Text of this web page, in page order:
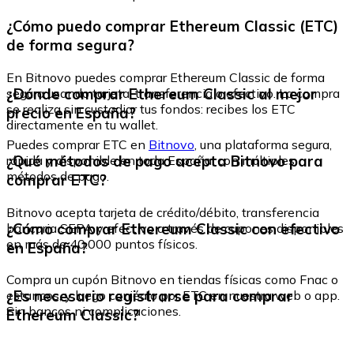
¿Cómo puedo comprar Ethereum Classic (ETC)
de forma segura?
En Bitnovo puedes comprar Ethereum Classic de forma
segura usando tarjeta, transferencia o efectivo. La compra
se realiza sin custodiar tus fondos: recibes los ETC
directamente en tu wallet.
¿Dónde comprar Ethereum Classic al mejor
precio en España?
Puedes comprar ETC en Bitnovo, una plataforma segura,
rápida y disponible en toda España, con múltiples
métodos de pago.
¿Qué métodos de pago acepta Bitnovo para
comprar ETC?
Bitnovo acepta tarjeta de crédito/débito, transferencia
bancaria SEPA y efectivo a través de cupones disponibles
en más de 40.000 puntos físicos.
¿Cómo comprar Ethereum Classic con efectivo
en España?
Compra un cupón Bitnovo en tiendas físicas como Fnac o
estancos, y luego canjéalo por ETC en nuestra web o app.
Sin bancos ni complicaciones.
¿Es necesario registrarse para comprar
Ethereum Classic?